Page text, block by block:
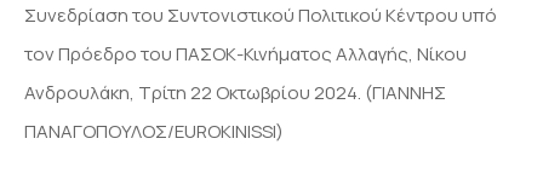
Συνεδρίαση του Συντονιστικού Πολιτικού Κέντρου υπό
τον Πρόεδρο του ΠΑΣΟΚ-Κινήματος Αλλαγής, Νίκου
Ανδρουλάκη, Τρίτη 22 Οκτωβρίου 2024. (ΓΙΑΝΝΗΣ
ΠΑΝΑΓΟΠΟΥΛΟΣ/EUROKINISSI)